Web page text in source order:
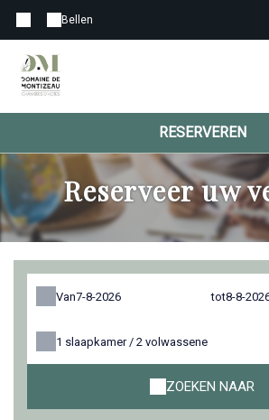
Bellen
RESERVEREN
Reserveer uw
Van tot
1 slaapkamer / 2 volwassene
ZOEKEN NAAR